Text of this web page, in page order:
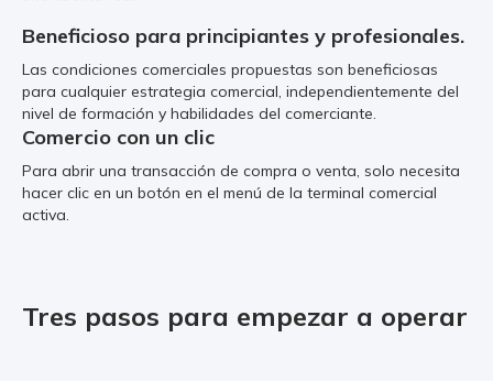
Beneficioso para principiantes y profesionales.
Las condiciones comerciales propuestas son beneficiosas
para cualquier estrategia comercial, independientemente del
nivel de formación y habilidades del comerciante.
Comercio con un clic
Para abrir una transacción de compra o venta, solo necesita
hacer clic en un botón en el menú de la terminal comercial
activa.
Tres pasos para empezar a operar